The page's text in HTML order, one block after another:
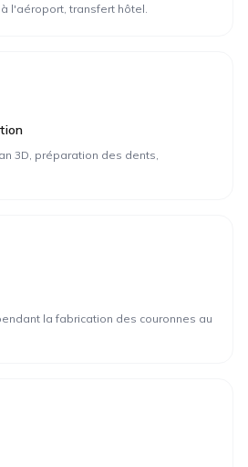
à l'aéroport, transfert hôtel.
3D, préparation des dents,
la fabrication des couronnes au